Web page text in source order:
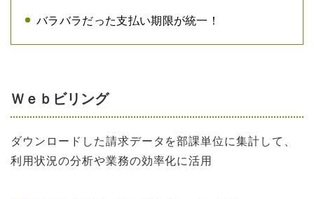
バラバラだった支払い期限が統一！
Ｗｅｂビリング
ダウンロードした請求データを部課単位に集計して、
利用状況の分析や業務の効率化に活用